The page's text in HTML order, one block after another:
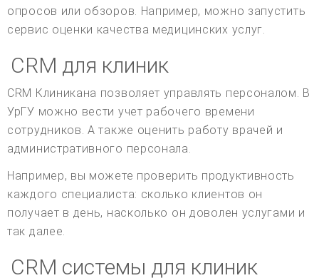
опросов или обзоров. Например, можно запустить
сервис оценки качества медицинских услуг.
CRM для клиник
CRM Клиникана позволяет управлять персоналом. В
УрГУ можно вести учет рабочего времени
сотрудников. А также оценить работу врачей и
административного персонала.
Например, вы можете проверить продуктивность
каждого специалиста: сколько клиентов он
получает в день, насколько он доволен услугами и
так далее.
CRM системы для клиник